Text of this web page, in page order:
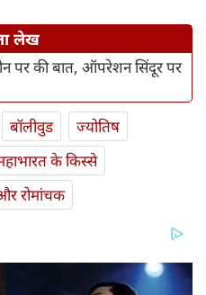
लेख
पर की बात, ऑपरेशन सिंदूर पर
बॉलीवुड
ज्योतिष
के किस्से
रोमांचक